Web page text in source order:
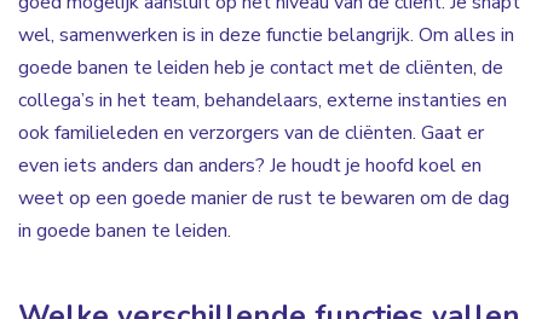
wel, samenwerken is in deze functie belangrijk. Om alles in
goede banen te leiden heb je contact met de cliënten, de
collega’s in het team, behandelaars, externe instanties en
ook familieleden en verzorgers van de cliënten. Gaat er
even iets anders dan anders? Je houdt je hoofd koel en
weet op een goede manier de rust te bewaren om de dag
in goede banen te leiden.